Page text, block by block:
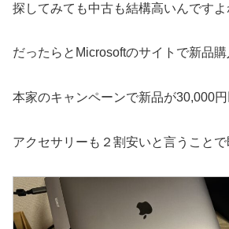
探してみても中古も結構高いんですよ
だったらとMicrosoftのサイトで新品購
本家のキャンペーンで新品が30,000円
アクセサリーも２割安いと言うことで